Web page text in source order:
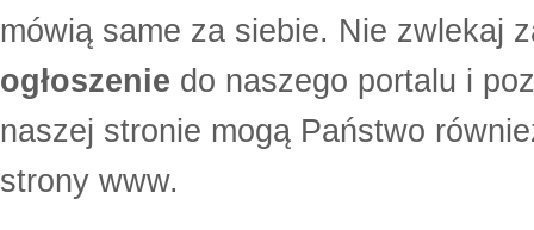
mówią same za siebie. Nie zwlekaj
ogłoszenie do naszego portalu i
naszej stronie mogą Państwo
strony www.